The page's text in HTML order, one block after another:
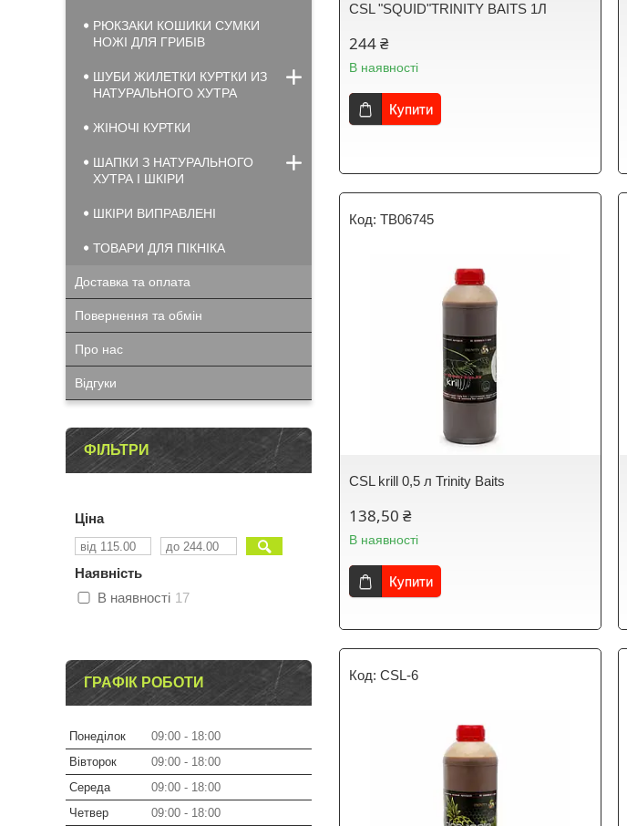
CSL "SQUID"TRINITY BAITS 1Л
244 ₴
В наявності
Купити
TB06745
CSL krill 0,5 л Trinity Baits
138,50 ₴
В наявності
Купити
CSL-6
РЮКЗАКИ КОШИКИ СУМКИ
НОЖІ ДЛЯ ГРИБІВ
ШУБИ ЖИЛЕТКИ КУРТКИ ИЗ
НАТУРАЛЬНОГО ХУТРА
ЖІНОЧІ КУРТКИ
ШАПКИ З НАТУРАЛЬНОГО
ХУТРА І ШКІРИ
ШКІРИ ВИПРАВЛЕНІ
ТОВАРИ ДЛЯ ПІКНІКА
Доставка та оплата
Повернення та обмін
Про нас
Відгуки
ФІЛЬТРИ
Ціна
Наявність
В наявності 17
ГРАФІК РОБОТИ
Понеділок 09:00
18:00
Вівторок
09:00
18:00
Середа
09:00
18:00
Четвер
09:00
18:00